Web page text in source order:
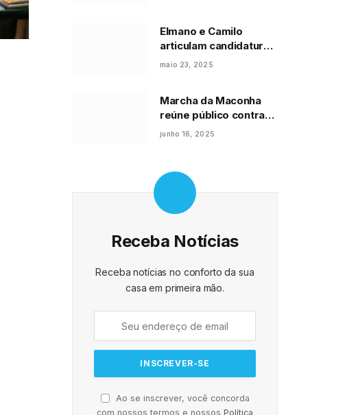
Elmano e Camilo
articulam candidatura
de Augusta Brito à
grupo de Guimarães
maio 23, 2025
Marcha da Maconha
reúne público contra
repressão ao uso e
junho 16, 2025
Receba Notícias
Receba notícias no conforto da sua
casa em primeira mão.
Ao se inscrever, você concorda
com nossos termos e nossos Política